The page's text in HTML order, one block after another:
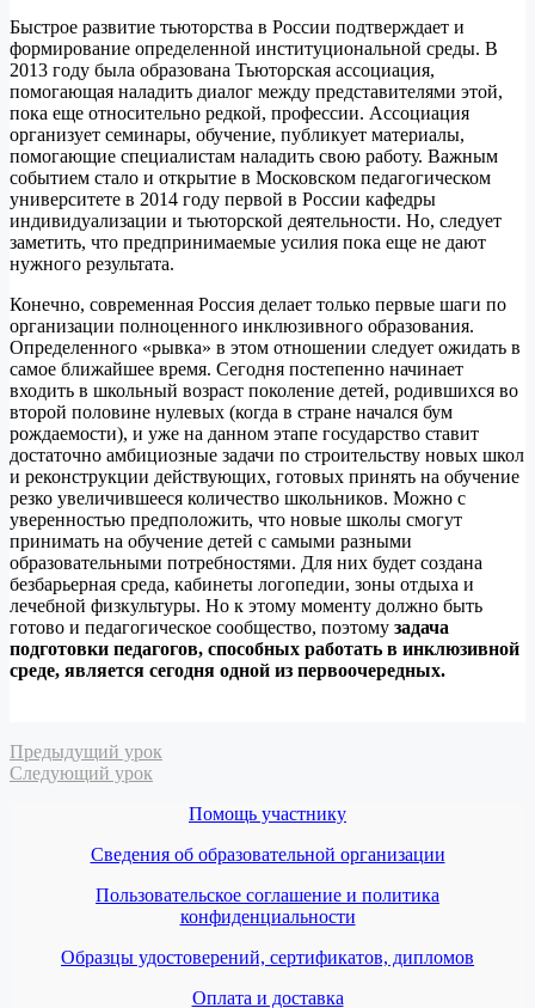
Быстрое развитие тьюторства в России подтверждает и
формирование определенной институциональной среды. В
2013 году была образована Тьюторская ассоциация,
помогающая наладить диалог между представителями этой,
пока еще относительно редкой, профессии. Ассоциация
организует семинары, обучение, публикует материалы,
помогающие специалистам наладить свою работу. Важным
событием стало и открытие в Московском педагогическом
университете в 2014 году первой в России кафедры
индивидуализации и тьюторской деятельности. Но, следует
заметить, что предпринимаемые усилия пока еще не дают
нужного результата.
Конечно, современная Россия делает только первые шаги по
организации полноценного инклюзивного образования.
Определенного «рывка» в этом отношении следует ожидать в
самое ближайшее время. Сегодня постепенно начинает
входить в школьный возраст поколение детей, родившихся во
второй половине нулевых (когда в стране начался бум
рождаемости), и уже на данном этапе государство ставит
достаточно амбициозные задачи по строительству новых школ
и реконструкции действующих, готовых принять на обучение
резко увеличившееся количество школьников. Можно с
уверенностью предположить, что новые школы смогут
принимать на обучение детей с самыми разными
образовательными потребностями. Для них будет создана
безбарьерная среда, кабинеты логопедии, зоны отдыха и
лечебной физкультуры. Но к этому моменту должно быть
готово и педагогическое сообщество, поэтому задача
подготовки педагогов, способных работать в инклюзивной
среде, является сегодня одной из первоочередных.
Предыдущий урок
Следующий урок
Помощь участнику
Сведения об образовательной организации
Пользовательское соглашение и политика
конфиденциальности
Образцы удостоверений, сертификатов, дипломов
Оплата и доставка